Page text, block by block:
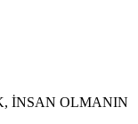
İNSAN OLMANIN